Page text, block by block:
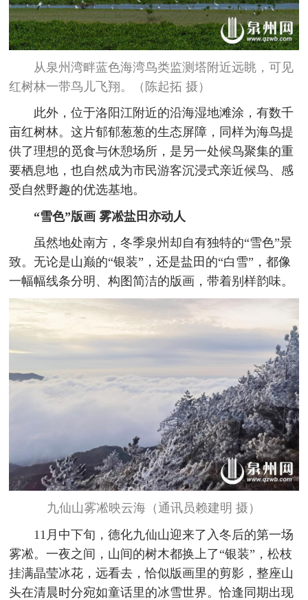
从泉州湾畔蓝色海湾鸟类监测塔附近远眺，可见
红树林一带鸟儿飞翔。（陈起拓 摄）
此外，位于洛阳江附近的沿海湿地滩涂，有数千
亩红树林。这片郁郁葱葱的生态屏障，同样为海鸟提
供了理想的觅食与休憩场所，是另一处候鸟聚集的重
要栖息地，也自然成为市民游客沉浸式亲近候鸟、感
受自然野趣的优选基地。
“雪色”版画 雾凇盐田亦动人
虽然地处南方，冬季泉州却自有独特的“雪色”景
致。无论是山巅的“银装”，还是盐田的“白雪”，都像
一幅幅线条分明、构图简洁的版画，带着别样韵味。
九仙山雾凇映云海（通讯员赖建明 摄）
11月中下旬，德化九仙山迎来了入冬后的第一场
雾凇。一夜之间，山间的树木都换上了“银装”，松枝
挂满晶莹冰花，远看去，恰似版画里的剪影，整座山
头在清晨时分宛如童话里的冰雪世界。恰逢同期出现